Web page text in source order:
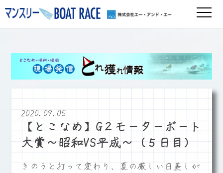
2020.09.05
【とこなめ】G２モーターボート
大賞～昭和VS平成～（５日目）
きのうと打って変わり、夏の厳しい日差しが